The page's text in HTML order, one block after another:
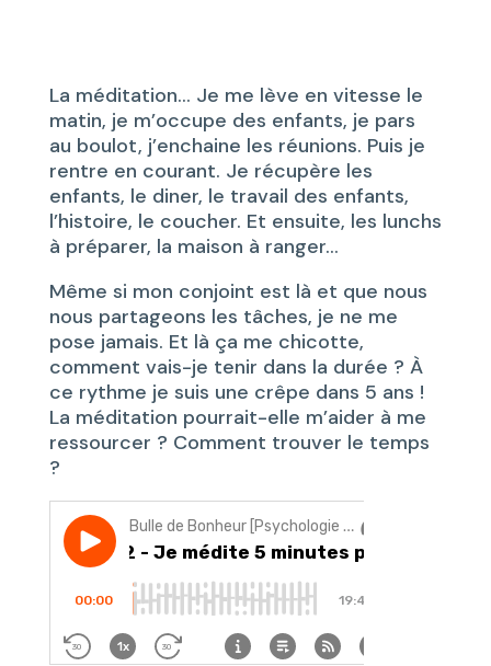
La méditation… Je me lève en vitesse le
matin, je m’occupe des enfants, je pars
au boulot, j’enchaine les réunions. Puis je
rentre en courant. Je récupère les
enfants, le diner, le travail des enfants,
l’histoire, le coucher. Et ensuite, les lunchs
à préparer, la maison à ranger…
Même si mon conjoint est là et que nous
nous partageons les tâches, je ne me
pose jamais. Et là ça me chicotte,
comment vais-je tenir dans la durée ? À
ce rythme je suis une crêpe dans 5 ans !
La méditation pourrait-elle m’aider à me
ressourcer ? Comment trouver le temps
?